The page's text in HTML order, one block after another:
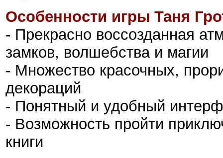
Особенности игры Таня
- Прекрасно воссозданная
замков, волшебства и магии
- Множество красочных,
декораций
- Понятный и удобный
- Возможность пройти
книги